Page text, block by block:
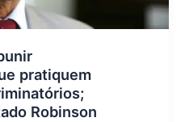
pratiquem
Robinson